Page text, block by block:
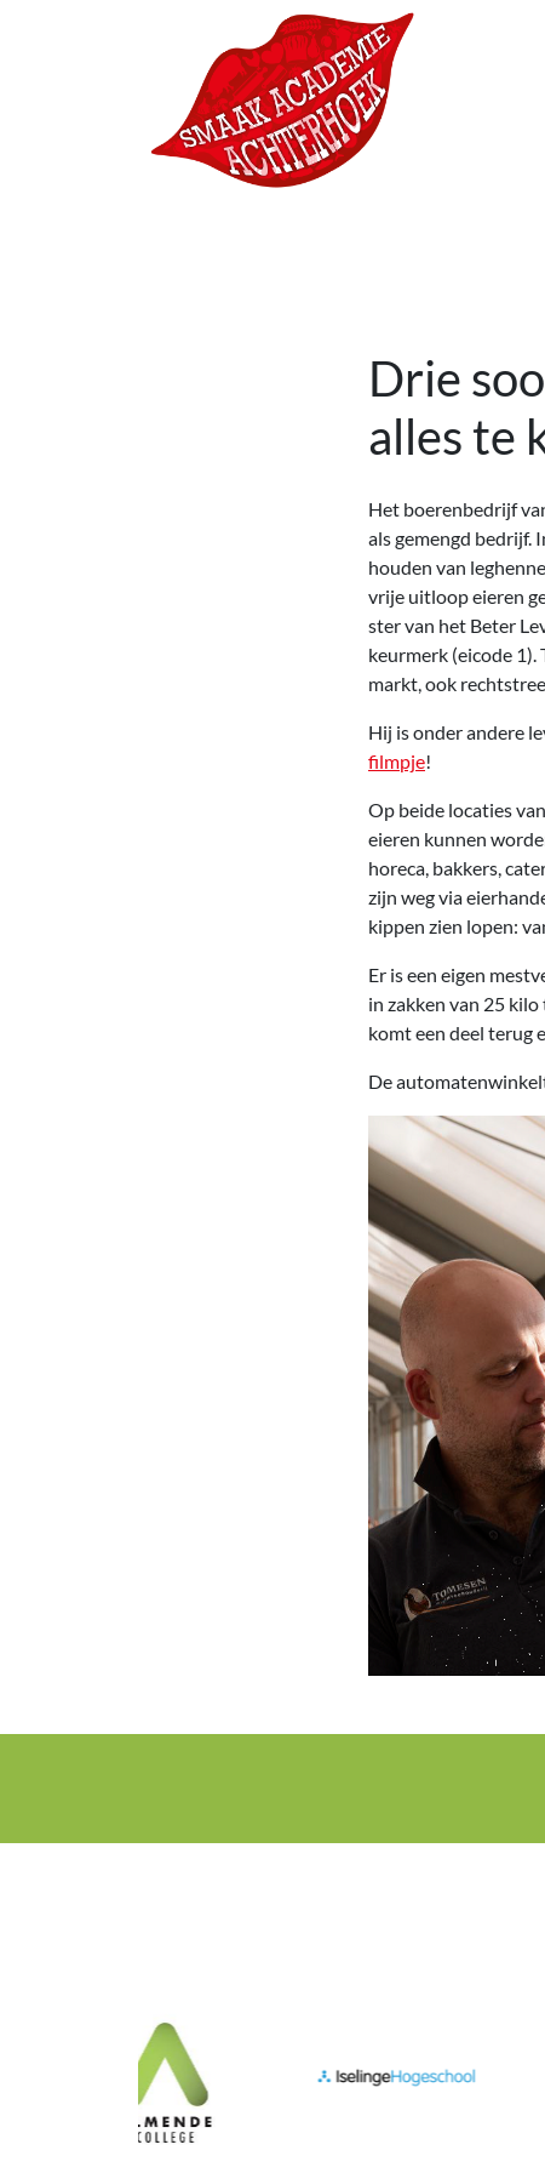
Hoofdnavigatie
Drie
alles te
Het boerenbedrijf
als gemengd bedrijf.
houden van
vrije uitloop eieren
ster van het Beter
keurmerk (eicode
markt, ook
Hij is onder andere
filmpje!
Op beide locaties
eieren kunnen
horeca, bakkers,
zijn weg via
kippen zien lopen:
Er is een eigen
in zakken van 25
komt een deel terug
De